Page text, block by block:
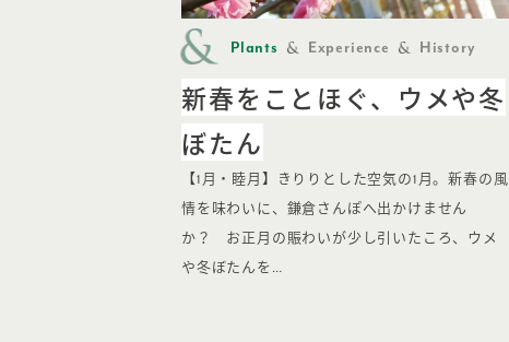
Plants Experience History
新春をことほぐ、ウメや冬
ぼたん
【1月・睦月】きりりとした空気の1月。新春の風
情を味わいに、鎌倉さんぽへ出かけません
か？ お正月の賑わいが少し引いたころ、ウメ
や冬ぼたんを…